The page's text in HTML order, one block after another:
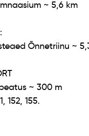
~ 5,6 km
Õnnetriinu ~
~ 300 m
152, 155.